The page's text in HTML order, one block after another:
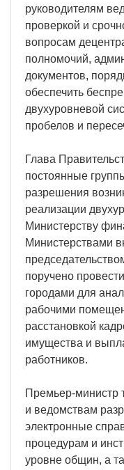
руководителям
проверкой и
вопросам
полномочий,
документов,
обеспечить
двухуровневой
пробелов и
Глава
постоянные
разрешения
реализации
Министерству
Министерствами
поручено
городами для
рабочими
расстановкой
имущества и
работников.
Премьер-министр
и ведомствам
электронные
процедурам и
уровне общин, а